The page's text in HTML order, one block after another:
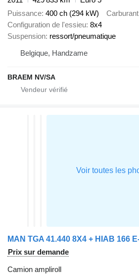
Puissance 400 ch (294 kW) Carburant
Configuration de l'essieu 8x4
Suspension ressort/pneumatique
Belgique, Handzame
BRAEM NV/SA
Prix sur demande
Camion ampliroll